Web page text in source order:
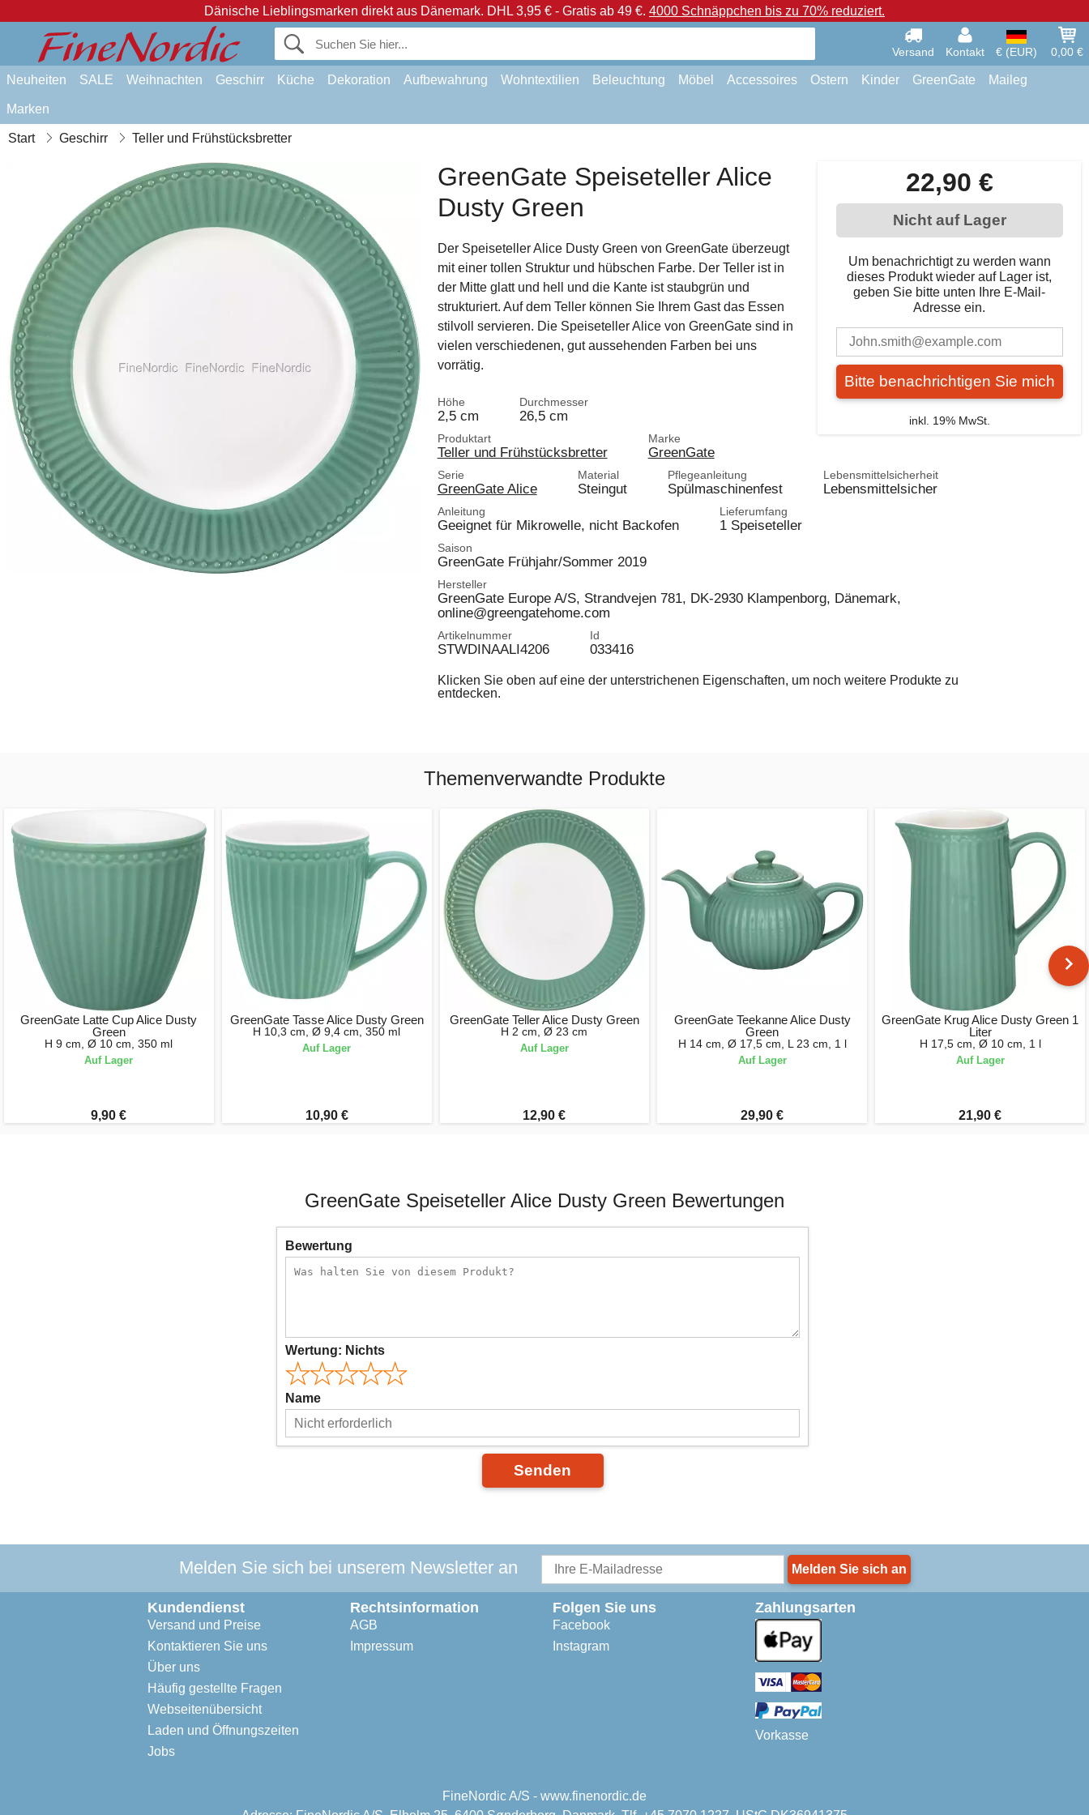
Dänische Lieblingsmarken direkt aus Dänemark. DHL 3,95 € - Gratis ab 49 €. 4000 Schnäppchen bis zu 70% reduziert.
Versand Kontakt € (EUR) 0,00 €
Neuheiten SALE Weihnachten Geschirr Küche Dekoration Aufbewahrung Wohntextilien Beleuchtung Möbel Accessoires Ostern Kinder GreenGate Maileg
Marken
Start Geschirr Teller und Frühstücksbretter
22,90 €
Nicht auf Lager
Um benachrichtigt zu werden wann
dieses Produkt wieder auf Lager ist,
geben Sie bitte unten Ihre E-Mail-
Adresse ein.
Bitte benachrichtigen Sie mich
inkl. 19% MwSt.
GreenGate Speiseteller Alice
Dusty Green
Der Speiseteller Alice Dusty Green von GreenGate überzeugt
mit einer tollen Struktur und hübschen Farbe. Der Teller ist in
der Mitte glatt und hell und die Kante ist staubgrün und
strukturiert. Auf dem Teller können Sie Ihrem Gast das Essen
stilvoll servieren. Die Speiseteller Alice von GreenGate sind in
vielen verschiedenen, gut aussehenden Farben bei uns
vorrätig.
Höhe
2,5 cm
Durchmesser
26,5 cm
Produktart
Teller und Frühstücksbretter
Marke
GreenGate
Serie
GreenGate Alice
Material
Steingut
Pflegeanleitung
Spülmaschinenfest
Lebensmittelsicherheit
Lebensmittelsicher
Anleitung
Geeignet für Mikrowelle, nicht Backofen
Lieferumfang
1 Speiseteller
Saison
GreenGate Frühjahr/Sommer 2019
Hersteller
GreenGate Europe A/S, Strandvejen 781, DK-2930 Klampenborg, Dänemark,
online@greengatehome.com
Artikelnummer
STWDINAALI4206
Id
033416
Klicken Sie oben auf eine der unterstrichenen Eigenschaften, um noch weitere Produkte zu
entdecken.
Themenverwandte Produkte
GreenGate Latte Cup Alice Dusty
Green
H 9 cm, Ø 10 cm, 350 ml
Auf Lager
9,90 €
GreenGate Tasse Alice Dusty Green
H 10,3 cm, Ø 9,4 cm, 350 ml
Auf Lager
10,90 €
GreenGate Teller Alice Dusty Green
H 2 cm, Ø 23 cm
Auf Lager
12,90 €
GreenGate Teekanne Alice Dusty
Green
H 14 cm, Ø 17,5 cm, L 23 cm, 1 l
Auf Lager
29,90 €
GreenGate Krug Alice Dusty Green 1
Liter
H 17,5 cm, Ø 10 cm, 1 l
Auf Lager
21,90 €
GreenGate Speiseteller Alice Dusty Green Bewertungen
Bewertung
Wertung: Nichts
Name
Senden
Melden Sie sich bei unserem Newsletter an Melden Sie sich an
Kundendienst
Versand und Preise
Kontaktieren Sie uns
Über uns
Häufig gestellte Fragen
Webseitenübersicht
Laden und Öffnungszeiten
Jobs
Rechtsinformation
AGB
Impressum
Folgen Sie uns
Facebook
Instagram
Zahlungsarten
Vorkasse
FineNordic A/S - www.finenordic.de